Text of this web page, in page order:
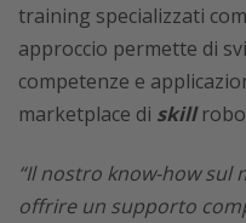
training specializzati
approccio permette di
competenze e
marketplace di skill
“Il nostro know-how
offrire un supporto